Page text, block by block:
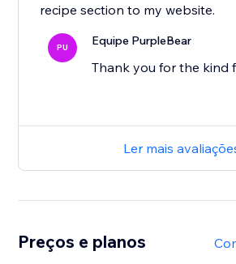
recipe section to my website.
PU Equipe PurpleBear
Thank you for the kind
Ler mais
Preços e planos